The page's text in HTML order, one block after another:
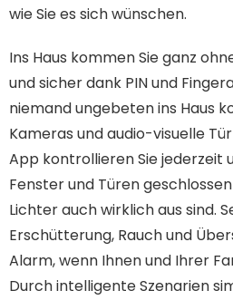
wie Sie es sich wünschen.
Ins Haus kommen Sie ganz
und sicher dank PIN und
niemand ungebeten ins Haus
Kameras und audio-visuelle
App kontrollieren Sie jederzeit
Fenster und Türen
Lichter auch wirklich aus sind.
Erschütterung, Rauch und
Alarm, wenn Ihnen und Ihrer
Durch intelligente Szenarien